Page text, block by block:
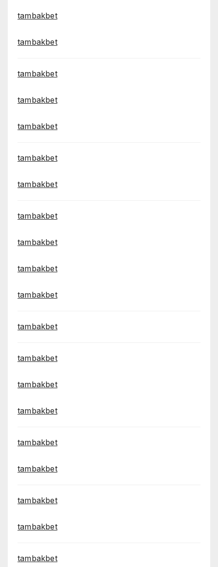
tambakbet
tambakbet
tambakbet
tambakbet
tambakbet
tambakbet
tambakbet
tambakbet
tambakbet
tambakbet
tambakbet
tambakbet
tambakbet
tambakbet
tambakbet
tambakbet
tambakbet
tambakbet
tambakbet
tambakbet